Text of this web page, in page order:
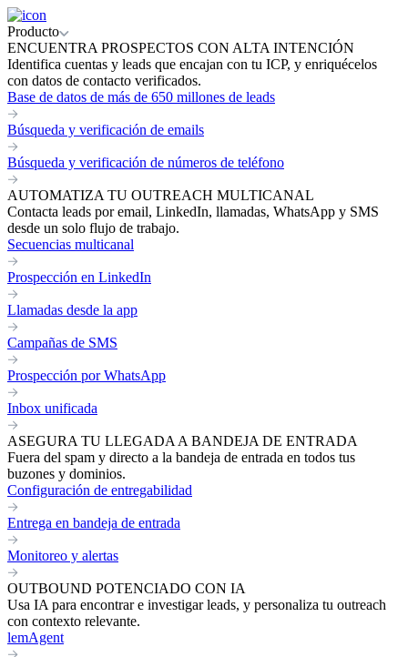
Producto
ENCUENTRA PROSPECTOS CON ALTA INTENCIÓN
Identifica cuentas y leads que encajan con tu ICP, y enriquécelos
con datos de contacto verificados.
Base de datos de más de 650 millones de leads
Búsqueda y verificación de emails
Búsqueda y verificación de números de teléfono
AUTOMATIZA TU OUTREACH MULTICANAL
Contacta leads por email, LinkedIn, llamadas, WhatsApp y SMS
desde un solo flujo de trabajo.
Secuencias multicanal
Prospección en LinkedIn
Llamadas desde la app
Campañas de SMS
Prospección por WhatsApp
Inbox unificada
ASEGURA TU LLEGADA A BANDEJA DE ENTRADA
Fuera del spam y directo a la bandeja de entrada en todos tus
buzones y dominios.
Configuración de entregabilidad
Entrega en bandeja de entrada
Monitoreo y alertas
OUTBOUND POTENCIADO CON IA
Usa IA para encontrar e investigar leads, y personaliza tu outreach
con contexto relevante.
lemAgent